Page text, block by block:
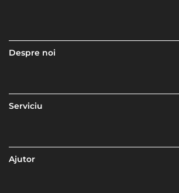
Despre noi
Serviciu
Ajutor